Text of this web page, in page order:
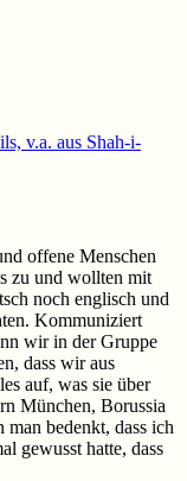
v.a. aus Shah-i-
offene Menschen
zu und wollten mit
noch englisch und
Kommuniziert
wir in der Gruppe
dass wir aus
auf, was sie über
München, Borussia
bedenkt, dass ich
gewusst hatte, dass